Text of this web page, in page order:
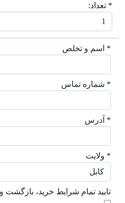
* تعداد:
* اسم و تخلص
* شماره تماس
* آدرس
* ولایت
تایید تمام شرایط خرید، بازگشت